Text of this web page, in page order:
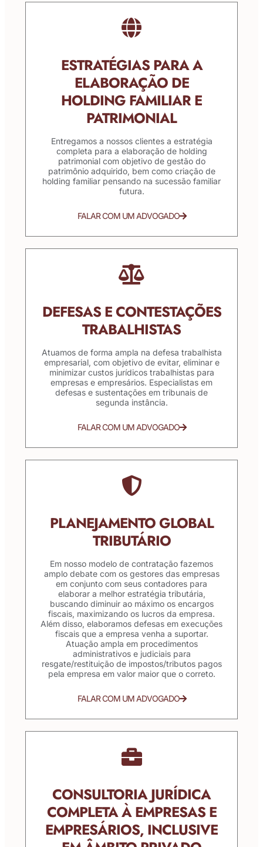
ESTRATÉGIAS PARA A
ELABORAÇÃO DE
HOLDING FAMILIAR E
PATRIMONIAL
Entregamos a nossos clientes a estratégia
completa para a elaboração de holding
patrimonial com objetivo de gestão do
patrimônio adquirido, bem como criação de
holding familiar pensando na sucessão familiar
futura.
FALAR COM UM ADVOGADO
DEFESAS E CONTESTAÇÕES
TRABALHISTAS
Atuamos de forma ampla na defesa trabalhista
empresarial, com objetivo de evitar, eliminar e
minimizar custos jurídicos trabalhistas para
empresas e empresários. Especialistas em
defesas e sustentações em tribunais de
segunda instância.
FALAR COM UM ADVOGADO
PLANEJAMENTO GLOBAL
TRIBUTÁRIO
Em nosso modelo de contratação fazemos
amplo debate com os gestores das empresas
em conjunto com seus contadores para
elaborar a melhor estratégia tributária,
buscando diminuir ao máximo os encargos
fiscais, maximizando os lucros da empresa.
Além disso, elaboramos defesas em execuções
fiscais que a empresa venha a suportar.
Atuação ampla em procedimentos
administrativos e judiciais para
resgate/restituição de impostos/tributos pagos
pela empresa em valor maior que o correto.
FALAR COM UM ADVOGADO
CONSULTORIA JURÍDICA
COMPLETA À EMPRESAS E
EMPRESÁRIOS, INCLUSIVE